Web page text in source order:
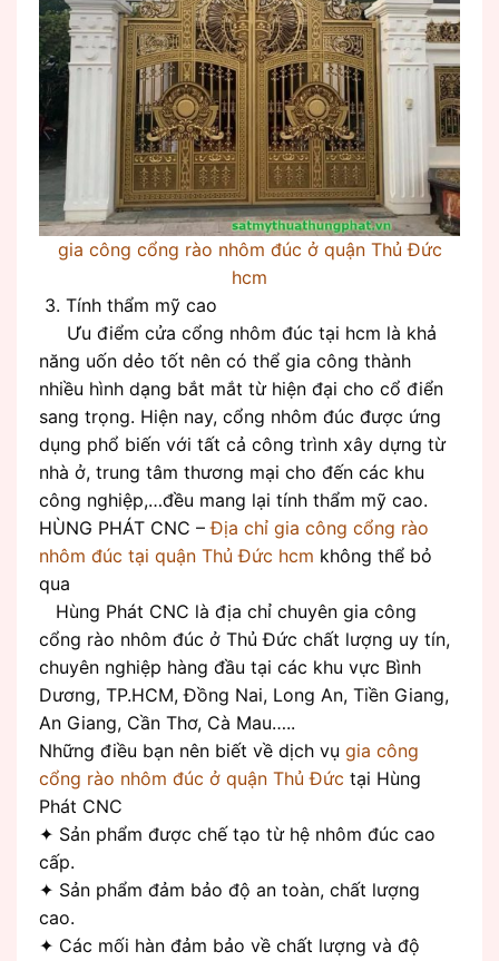
gia công cổng rào nhôm đúc ở quận Thủ Đức
hcm
3. Tính thẩm mỹ cao
Ưu điểm cửa cổng nhôm đúc tại hcm là khả
năng uốn dẻo tốt nên có thể gia công thành
nhiều hình dạng bắt mắt từ hiện đại cho cổ điển
sang trọng. Hiện nay, cổng nhôm đúc được ứng
dụng phổ biến với tất cả công trình xây dựng từ
nhà ở, trung tâm thương mại cho đến các khu
công nghiệp,…đều mang lại tính thẩm mỹ cao.
HÙNG PHÁT CNC –Địa chỉ gia công cổng rào
nhôm đúc tại quận Thủ Đức hcm không thể bỏ
qua
Hùng Phát CNC là địa chỉ chuyên gia công
cổng rào nhôm đúc ở Thủ Đức chất lượng uy tín,
chuyên nghiệp hàng đầu tại các khu vực Bình
Dương, TP.HCM, Đồng Nai, Long An, Tiền Giang,
An Giang, Cần Thơ, Cà Mau…..
Những điều bạn nên biết về dịch vụ gia công
cổng rào nhôm đúc ở quận Thủ Đức tại Hùng
Phát CNC
✦ Sản phẩm được chế tạo từ hệ nhôm đúc cao
cấp.
✦ Sản phẩm đảm bảo độ an toàn, chất lượng
cao.
✦ Các mối hàn đảm bảo về chất lượng và độ